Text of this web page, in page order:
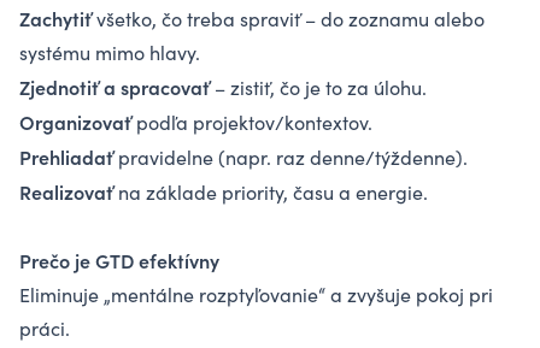
Zachytiťvšetko, čo treba spraviť – do zoznamu alebo
systému mimo hlavy.
Zjednotiť a spracovať– zistiť, čo je to za úlohu.
Organizovaťpodľa projektov/kontextov.
Prehliadaťpravidelne (napr. raz denne/týždenne).
Realizovaťna základe priority, času a energie.
Prečo je GTD efektívny
Eliminuje „mentálne rozptyľovanie“ a zvyšuje pokoj pri
práci.